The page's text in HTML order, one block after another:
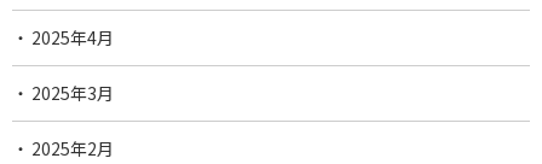
2025年4月
2025年3月
2025年2月